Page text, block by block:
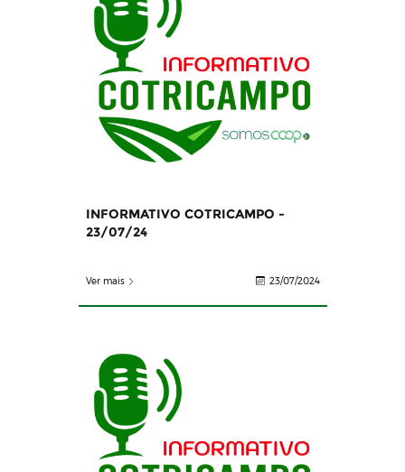
INFORMATIVO COTRICAMPO -
23/07/24
Ver mais 23/07/2024